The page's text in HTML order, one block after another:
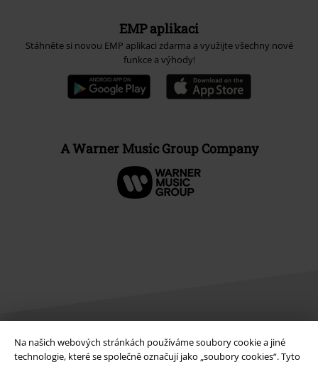
Na našich webových stránkách používáme soubory cookie a jiné
technologie, které se společně označují jako „soubory cookies“. Tyto
EMP aplikaci
Stáhněte si novou EMP aplikaci zdarma a využijte všechny nové
funkce a výhody!
A Warner Music Group Company
Právní informace